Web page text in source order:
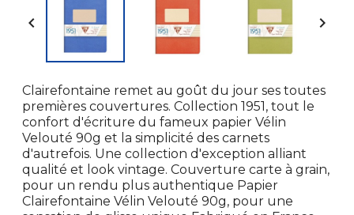
 
Clairefontaine remet au goût du jour ses toutes
premières couvertures. Collection 1951, tout le
confort d'écriture du fameux papier Vélin
Velouté 90g et la simplicité des carnets
d'autrefois. Une collection d'exception alliant
qualité et look vintage. Couverture carte à grain,
pour un rendu plus authentique Papier
Clairefontaine Vélin Velouté 90g, pour une